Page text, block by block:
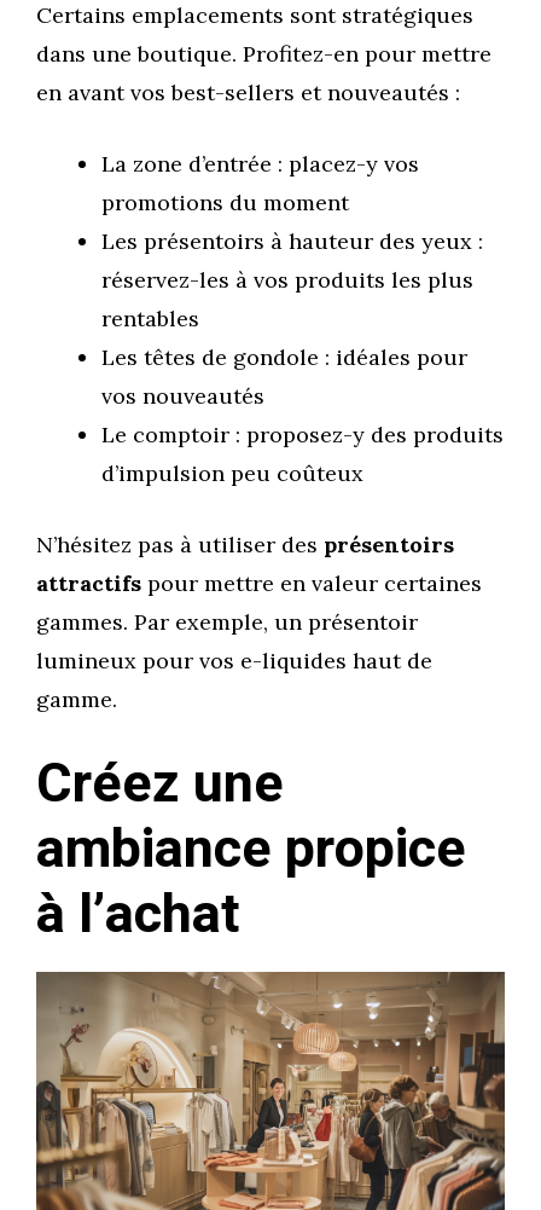
Certains emplacements sont stratégiques
dans une boutique. Profitez-en pour mettre
en avant vos best-sellers et nouveautés :
La zone d’entrée : placez-y vos
promotions du moment
Les présentoirs à hauteur des yeux :
réservez-les à vos produits les plus
rentables
Les têtes de gondole : idéales pour
vos nouveautés
Le comptoir : proposez-y des produits
d’impulsion peu coûteux
N’hésitez pas à utiliser des présentoirs
attractifs pour mettre en valeur certaines
gammes. Par exemple, un présentoir
lumineux pour vos e-liquides haut de
gamme.
Créez une
ambiance propice
à l’achat